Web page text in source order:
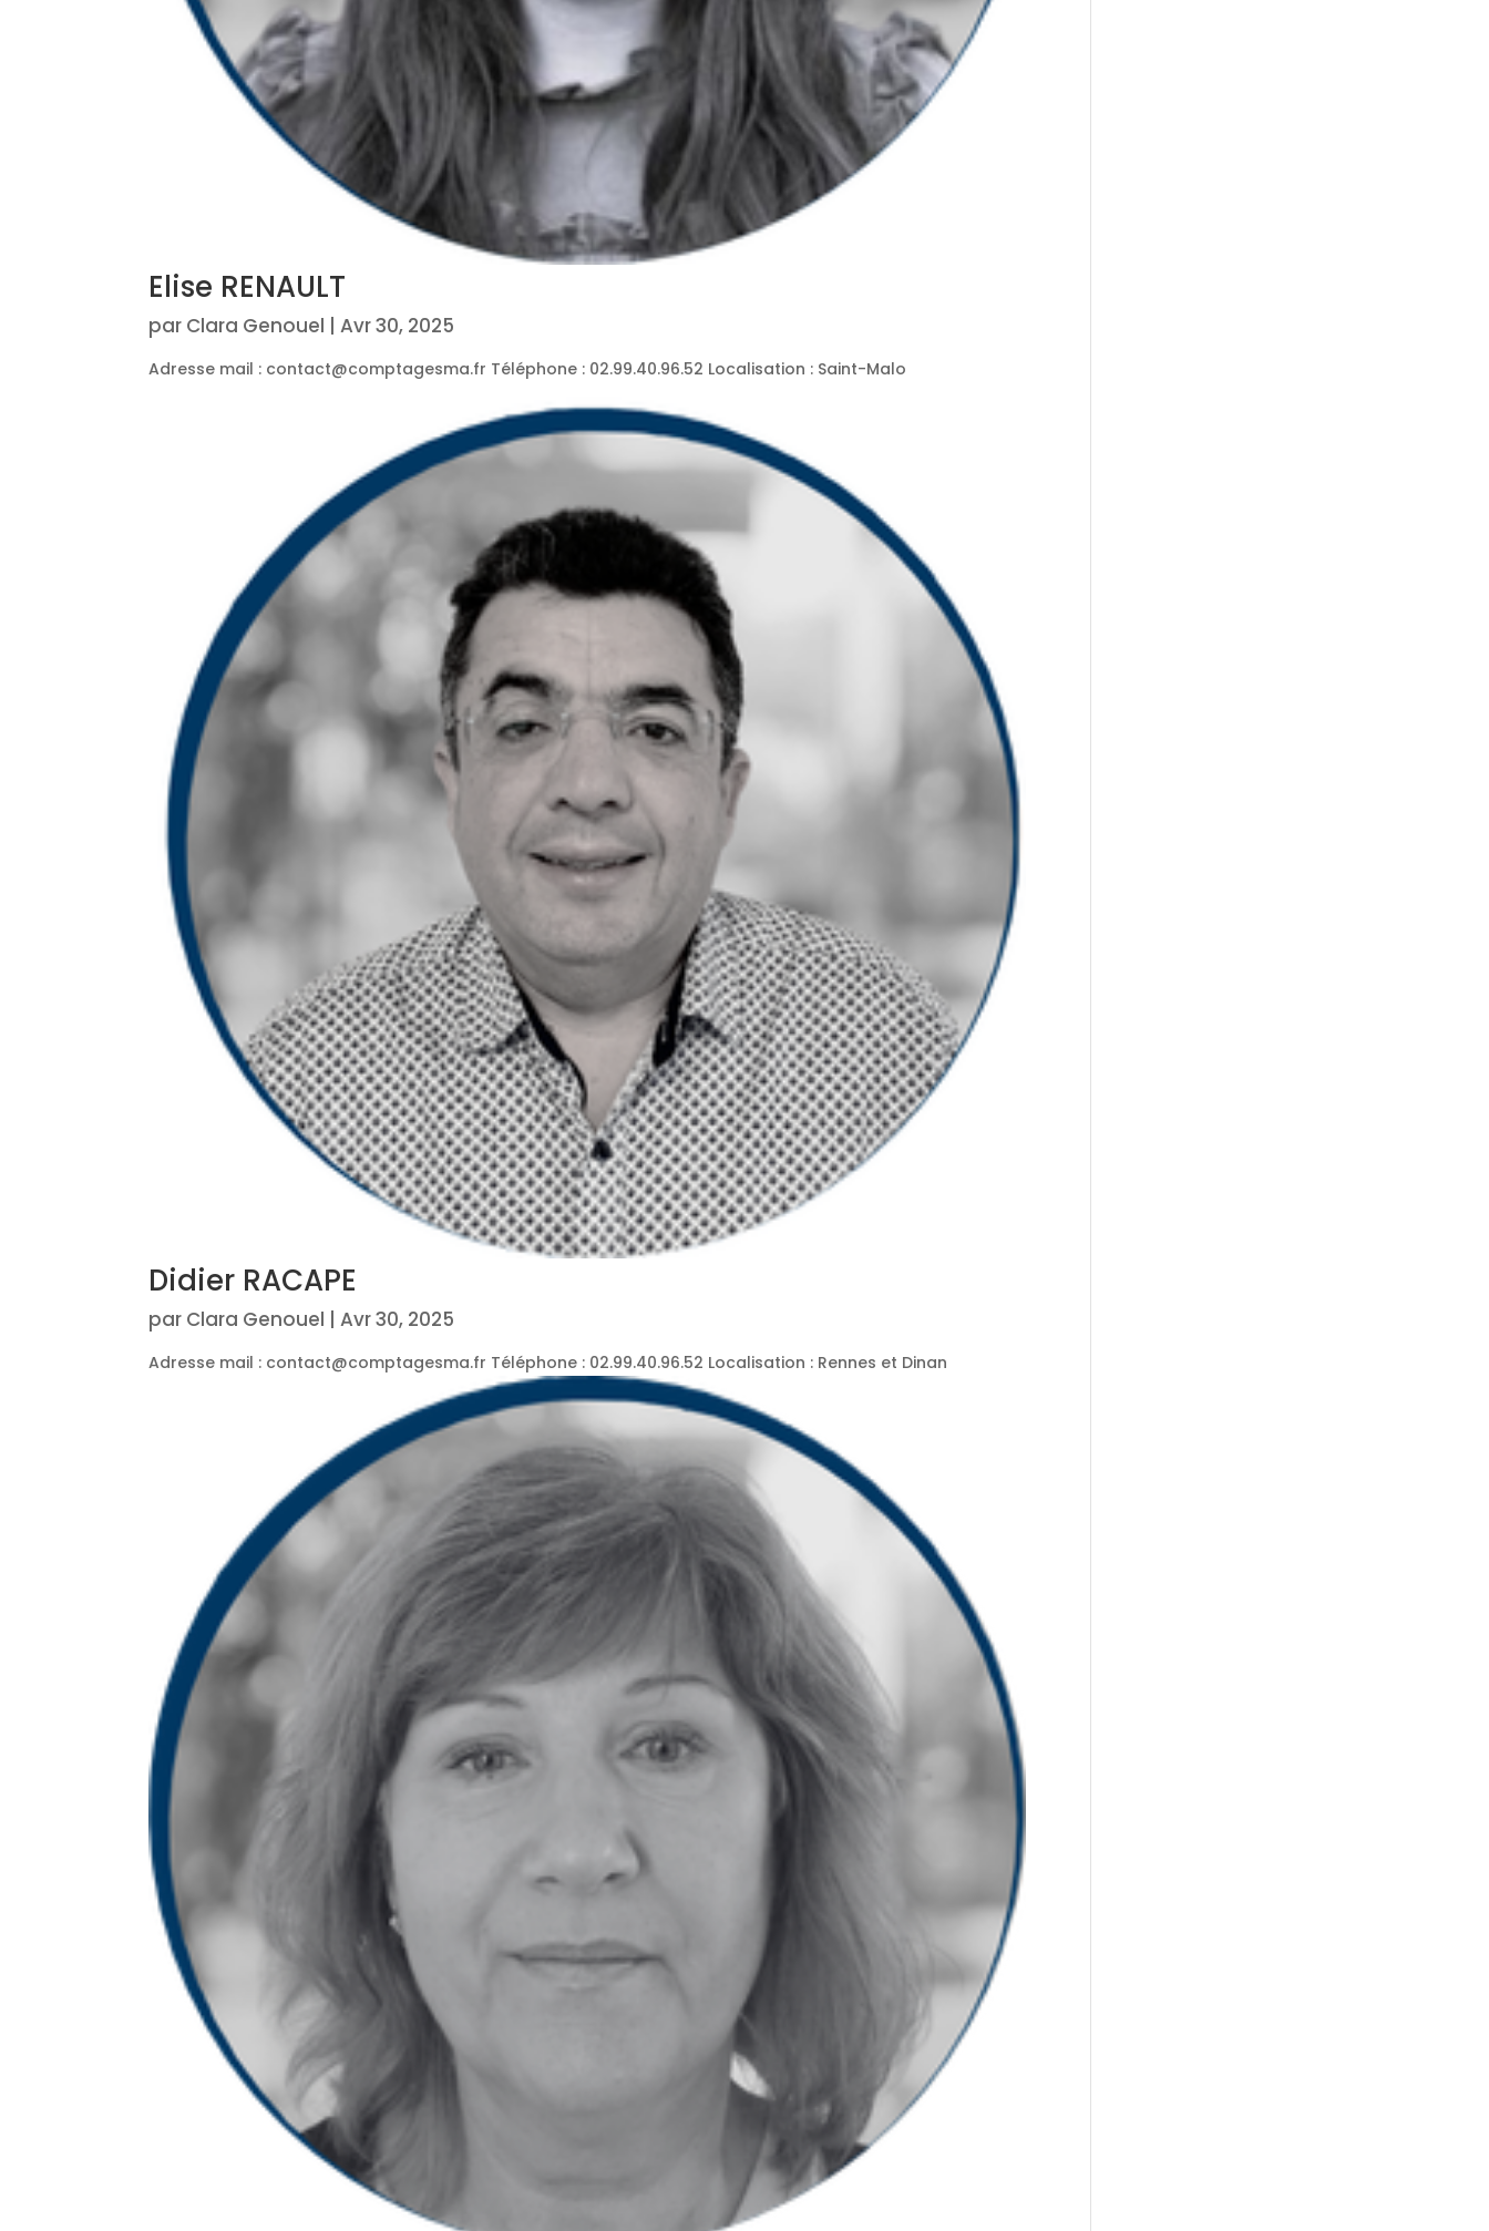
Elise RENAULT
par Clara Genouel |Avr 30, 2025
Adresse mail : contact@comptagesma.fr Téléphone : 02.99.40.96.52 Localisation : Saint-Malo
Didier RACAPE
par Clara Genouel |Avr 30, 2025
Adresse mail : contact@comptagesma.fr Téléphone : 02.99.40.96.52 Localisation : Rennes et Dinan